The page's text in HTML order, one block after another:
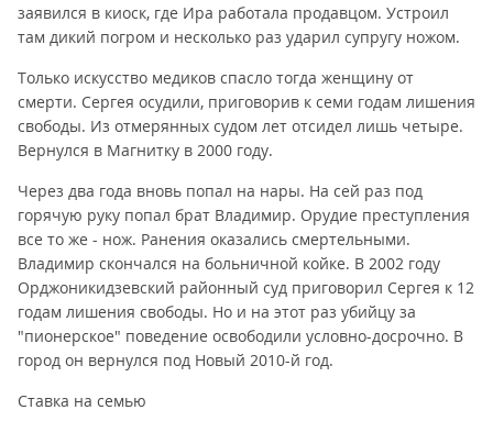
заявился в киоск, где Ира работала продавцом. Устроил
там дикий погром и несколько раз ударил супругу ножом.
Только искусство медиков спасло тогда женщину от
смерти. Сергея осудили, приговорив к семи годам лишения
свободы. Из отмерянных судом лет отсидел лишь четыре.
Вернулся в Магнитку в 2000 году.
Через два года вновь попал на нары. На сей раз под
горячую руку попал брат Владимир. Орудие преступления
все то же - нож. Ранения оказались смертельными.
Владимир скончался на больничной койке. В 2002 году
Орджоникидзевский районный суд приговорил Сергея к 12
годам лишения свободы. Но и на этот раз убийцу за
"пионерское" поведение освободили условно-досрочно. В
город он вернулся под Новый 2010-й год.
Ставка на семью